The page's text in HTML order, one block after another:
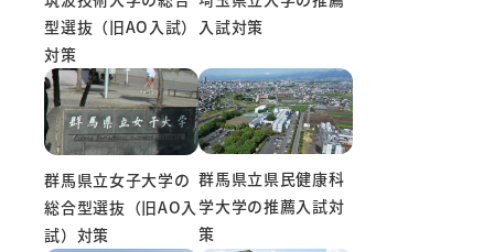
型選抜（旧AO入試）
対策
入試対策
群馬県立女子大学の
総合型選抜（旧AO入
試）対策
群馬県立県民健康科
学大学の推薦入試対
策